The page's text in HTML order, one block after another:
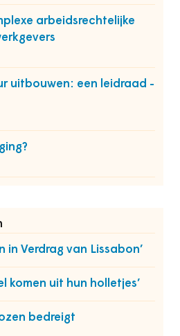
arbeidsrechtelijke
uitbouwen: een leidraad -
in Verdrag van Lissabon’
komen uit hun holletjes’
bedreigt